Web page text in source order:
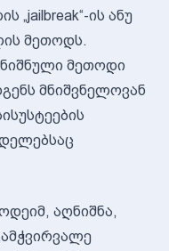
„jailbreak“-ის ანუ
მეთოდს.
მეთოდი
მნიშვნელოვან
აღნიშნა,